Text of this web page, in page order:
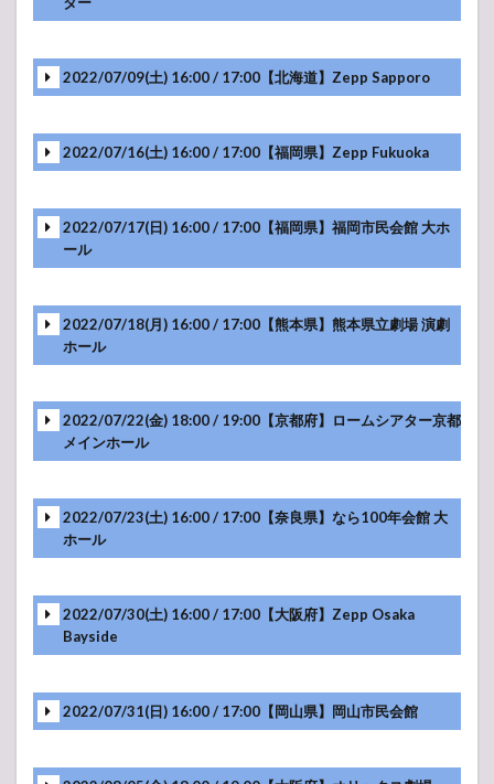
-アンコール-
-アンコール-
2022/07/09(土) 16:00 / 17:00【北海道】Zepp Sapporo
-アンコール-
2022/07/16(土) 16:00 / 17:00【福岡県】Zepp Fukuoka
-アンコール-
2022/07/17(日) 16:00 / 17:00【福岡県】福岡市民会館 大ホ
ール
メンバーソロ
2022/07/18(月) 16:00 / 17:00【熊本県】熊本県立劇場 演劇
ホール
2022/07/22(金) 18:00 / 19:00【京都府】ロームシアター京都
メインホール
2022/07/23(土) 16:00 / 17:00【奈良県】なら100年会館 大
ホール
2022/07/30(土) 16:00 / 17:00【大阪府】Zepp Osaka
Bayside
2022/07/31(日) 16:00 / 17:00【岡山県】岡山市民会館